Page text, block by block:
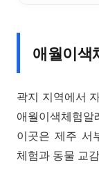
애월이색
곽지 지역에서
애월이색체험
이곳은 제주 서
체험과 동물 교